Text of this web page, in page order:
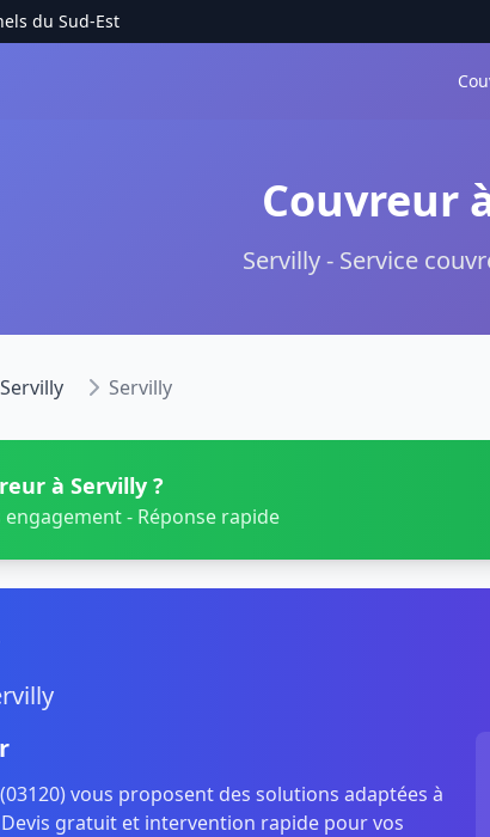
du Sud-Est
Couvreur
Servilly - Service
Servilly Servilly
à Servilly ?
- Réponse rapide
vous proposent des solutions adaptées à
gratuit et intervention rapide pour vos